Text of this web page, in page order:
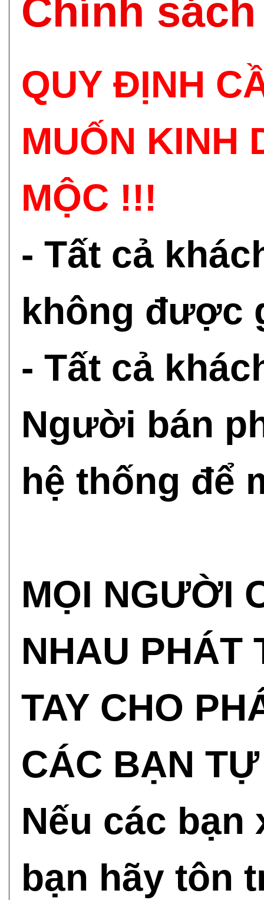
Chính
QUY ĐỊNH
MUỐN KINH
MỘC !!!
- Tất cả
không được
- Tất cả
Người bán
hệ thống để
MỌI NGƯỜI
NHAU PHÁT
TAY CHO
CÁC BẠN
Nếu các
bạn hãy tôn